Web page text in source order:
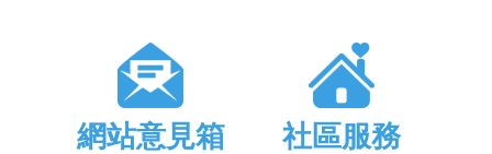
網站意見箱 社區服務